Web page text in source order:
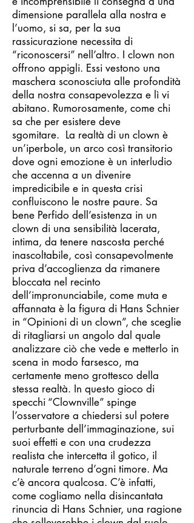
dimensione parallela alla nostra e
l’uomo, si sa, per la sua
rassicurazione necessita di
“riconoscersi” nell’altro. I clown non
offrono appigli. Essi vestono una
maschera sconosciuta alle profondità
della nostra consapevolezza e lì vi
abitano. Rumorosamente, come chi
sa che per esistere deve
sgomitare. La realtà di un clown è
un’iperbole, un arco così transitorio
dove ogni emozione è un interludio
che accenna a un divenire
impredicibile e in questa crisi
confluiscono le nostre paure. Sa
bene Perfido dell’esistenza in un
clown di una sensibilità lacerata,
intima, da tenere nascosta perché
inascoltabile, così consapevolmente
priva d’accoglienza da rimanere
bloccata nel recinto
dell’impronunciabile, come muta e
affannata è la figura di Hans Schnier
in “Opinioni di un clown”, che sceglie
di ritagliarsi un angolo dal quale
analizzare ciò che vede e metterlo in
scena in modo farsesco, ma
certamente meno grottesco della
stessa realtà. In questo gioco di
specchi “Clownville” spinge
l’osservatore a chiedersi sul potere
perturbante dell’immaginazione, sui
suoi effetti e con una crudezza
realista che intercetta il gotico, il
naturale terreno d’ogni timore. Ma
c’è ancora qualcosa. C’è infatti,
come cogliamo nella disincantata
rinuncia di Hans Schnier, una ragione